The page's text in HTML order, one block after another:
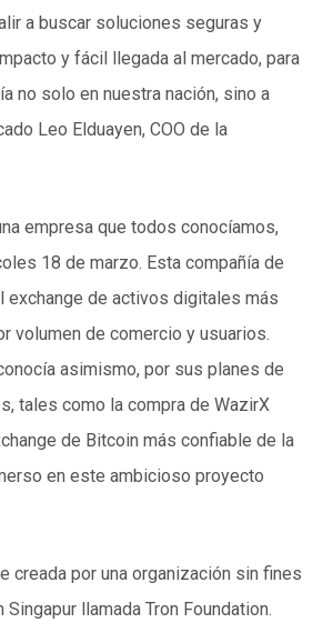
a buscar soluciones seguras y
y fácil llegada al mercado, para
no solo en nuestra nación, sino a
Leo Elduayen, COO de la
empresa que todos conocíamos,
18 de marzo. Esta compañía de
exchange de activos digitales más
volumen de comercio y usuarios.
asimismo, por sus planes de
tales como la compra de WazirX
de Bitcoin más confiable de la
en este ambicioso proyecto
creada por una organización sin fines
llamada Tron Foundation.